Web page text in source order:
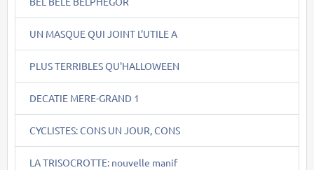
UN MASQUE QUI JOINT L'UTILE A
PLUS TERRIBLES QU'HALLOWEEN
DECATIE MERE-GRAND 1
CYCLISTES: CONS UN JOUR, CONS
LA TRISOCROTTE: nouvelle manif